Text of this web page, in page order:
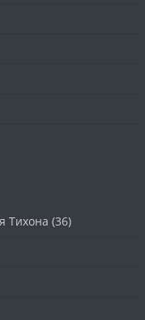
Тихона (36)